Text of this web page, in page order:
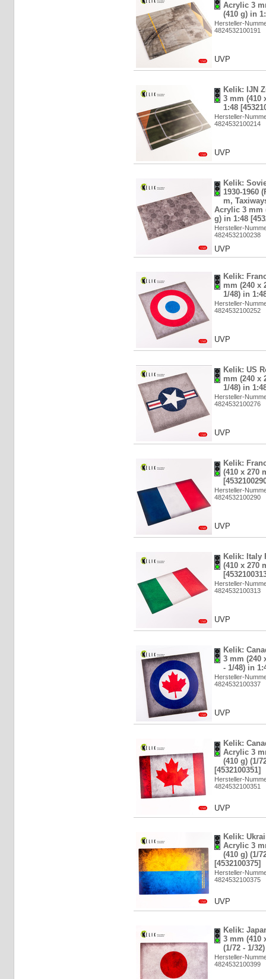
Acrylic 3
(410 g) in
Hersteller-
4824532100191
UVP
Kelik: IJN
3 mm (410
1:48
Hersteller-
4824532100214
UVP
Kelik:
1930-1960
m,
Acrylic 3 mm
g) in 1:48
Hersteller-
4824532100238
UVP
Kelik:
mm (240 x
1/48) in
Hersteller-
4824532100252
UVP
Kelik: US
mm (240 x
1/48) in
Hersteller-
4824532100276
UVP
Kelik:
(410 x 270
Hersteller-
4824532100290
UVP
Kelik: Italy
(410 x 270
Hersteller-
4824532100313
UVP
Kelik:
3 mm (240
- 1/48) in
Hersteller-
4824532100337
UVP
Kelik:
Acrylic 3
(410 g) (1/
[4532100351]
Hersteller-
4824532100351
UVP
Kelik:
Acrylic 3
(410 g) (1/
[4532100375]
Hersteller-
4824532100375
UVP
Kelik:
3 mm (410
(1/72 - 1/
Hersteller-
4824532100399